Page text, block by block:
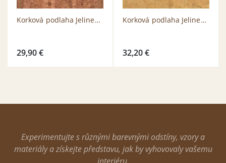
Korková podlaha Jelinek CC 3378 VML B-Selection
29,90€
Korková podlaha Jelinek Champagner Natur
32,20€
Experimentujte s různými barevnými odstíny, vzory a
materiály a získejte představu, jak by vyhovovaly vašemu